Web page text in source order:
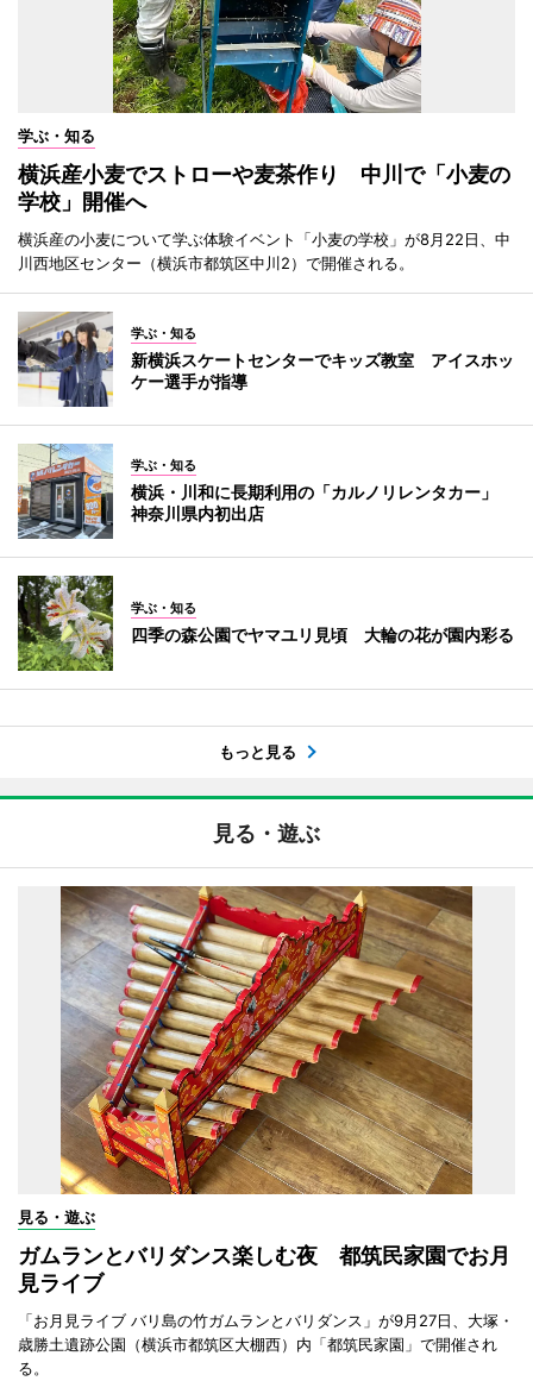
学ぶ・知る
横浜産小麦でストローや麦茶作り 中川で「小麦の
学校」開催へ
横浜産の小麦について学ぶ体験イベント「小麦の学校」が8月22日、中
川西地区センター（横浜市都筑区中川2）で開催される。
学ぶ・知る
新横浜スケートセンターでキッズ教室 アイスホッ
ケー選手が指導
学ぶ・知る
横浜・川和に長期利用の「カルノリレンタカー」
神奈川県内初出店
学ぶ・知る
四季の森公園でヤマユリ見頃 大輪の花が園内彩る
もっと見る
見る・遊ぶ
見る・遊ぶ
ガムランとバリダンス楽しむ夜 都筑民家園でお月
見ライブ
「お月見ライブ バリ島の竹ガムランとバリダンス」が9月27日、大塚・
歳勝土遺跡公園（横浜市都筑区大棚西）内「都筑民家園」で開催され
る。